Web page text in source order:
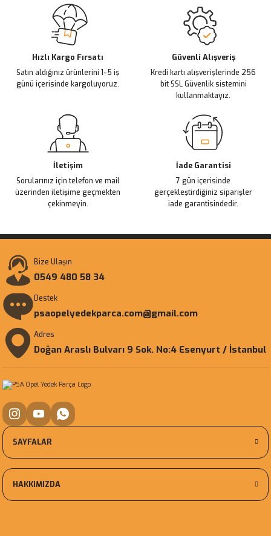
Ürün resmi kalitesiz, bozuk veya görüntülenemiyor.
Ürün açıklamasında eksik bilgiler bulunuyor.
Ürün bilgilerinde hatalar bulunuyor.
Ürün fiyatı diğer sitelerden daha pahalı.
Bu ürüne benzer farklı alternatifler olmalı.
Hızlı Kargo Fırsatı
Satın aldığınız ürünlerini 1-5 iş
günü içerisinde kargoluyoruz.
Güvenli Alışveriş
Kredi kartı alışverişlerinde 256
bit SSL Güvenlik sistemini
kullanmaktayız.
İletişim
Sorularınız için telefon ve mail
üzerinden iletişime geçmekten
çekinmeyin.
İade Garantisi
7 gün içerisinde
gerçekleştirdiğiniz siparişler
iade garantisindedir.
Bize Ulaşın
0549 480 58 34
Destek
psaopelyedekparca.com@gmail.com
Adres
Doğan Araslı Bulvarı 9 Sok. No:4 Esenyurt / İstanbul
SAYFALAR
HAKKIMIZDA